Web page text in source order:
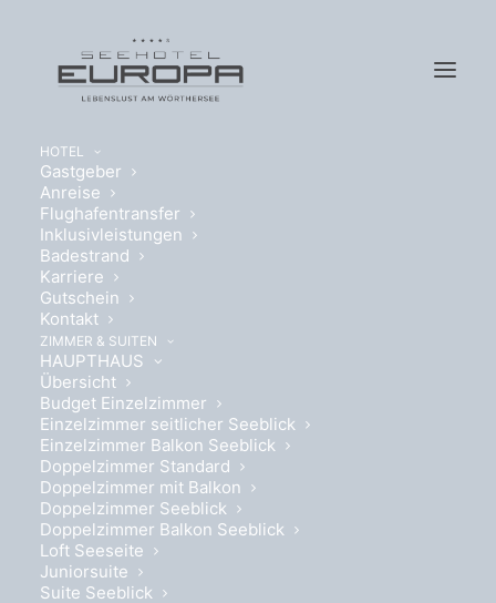
HOTEL
Gastgeber
Anreise
Flughafentransfer
Inklusivleistungen
Badestrand
Karriere
Gutschein
Kontakt
ZIMMER & SUITEN
HAUPTHAUS
Übersicht
Budget Einzelzimmer
Einzelzimmer seitlicher Seeblick
Einzelzimmer Balkon Seeblick
Doppelzimmer Standard
Doppelzimmer mit Balkon
Doppelzimmer Seeblick
Doppelzimmer Balkon Seeblick
Loft Seeseite
Juniorsuite
Suite Seeblick
BALKON SEEBLICK
DETAILS